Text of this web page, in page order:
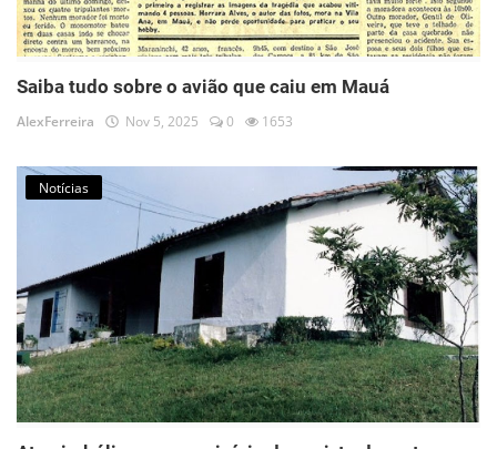
Saiba tudo sobre o avião que caiu em Mauá
AlexFerreira Nov 5, 2025 0 1653
Notícias